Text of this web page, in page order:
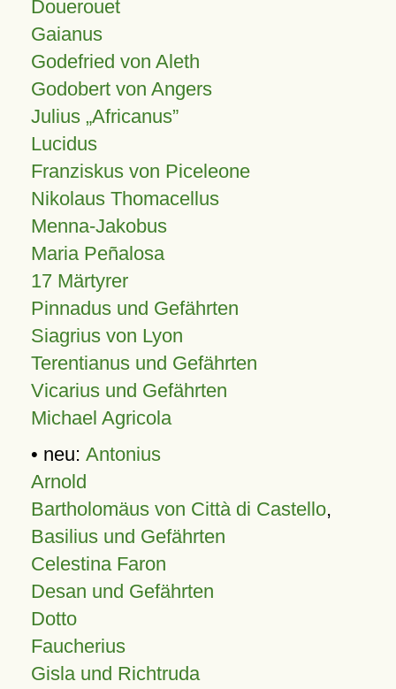
Douerouet
Gaianus
Godefried von Aleth
Godobert von Angers
Julius Africanus
Lucidus
Franziskus von Piceleone
Nikolaus Thomacellus
Menna-Jakobus
Maria Peñalosa
17 Märtyrer
Pinnadus und Gefährten
Siagrius von Lyon
Terentianus und Gefährten
Vicarius und Gefährten
Michael Agricola
• neu: Antonius
Arnold
Bartholomäus von Città di Castello,
Basilius und Gefährten
Celestina Faron
Desan und Gefährten
Dotto
Faucherius
Gisla und Richtruda